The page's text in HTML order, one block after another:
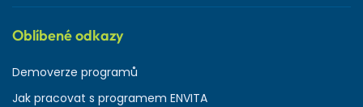
Oblíbené odkazy
Demoverze programů
Jak pracovat s programem ENVITA